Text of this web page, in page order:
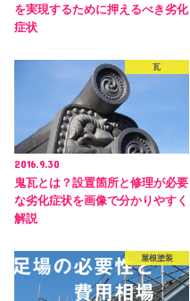
を実現するために押えるべき劣化
症状
瓦
2016.9.30
鬼瓦とは？設置箇所と修理が必要
な劣化症状を画像で分かりやすく
解説
屋根塗装